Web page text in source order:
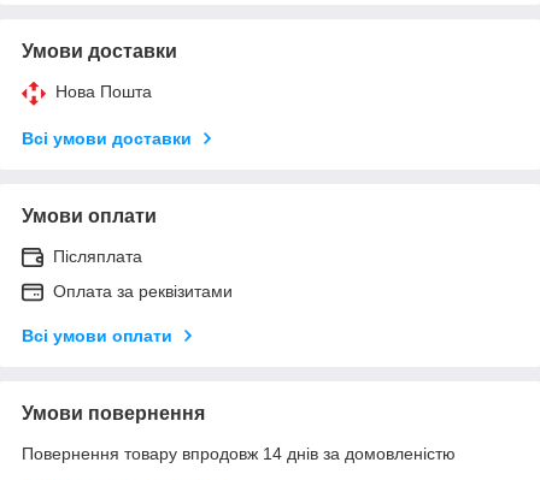
Умови доставки
Нова Пошта
Всі умови доставки
Умови оплати
Післяплата
Оплата за реквізитами
Всі умови оплати
Умови повернення
Повернення товару впродовж 14 днів за домовленістю